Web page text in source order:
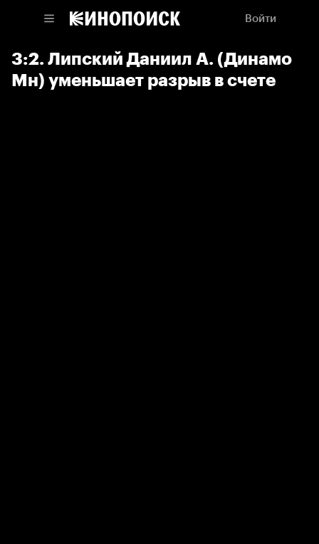
Войти
3:2. Липский Даниил А. (Динамо
Мн) уменьшает разрыв в счете